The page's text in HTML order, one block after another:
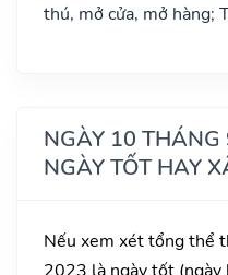
thú, mở cửa, mở hàng;
NGÀY 10
NGÀY TỐT HAY
Nếu xem xét tổng thể